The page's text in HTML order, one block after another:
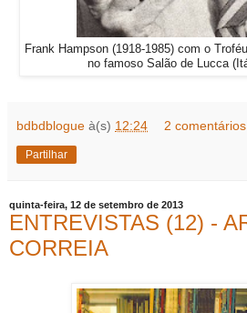
Frank Hampson (1918-1985) com o
no famoso Salão de Lucca
bdbdblogue à(s) 12:24 2
Partilhar
quinta-feira, 12 de setembro de 2013
ENTREVISTAS (12) -
CORREIA